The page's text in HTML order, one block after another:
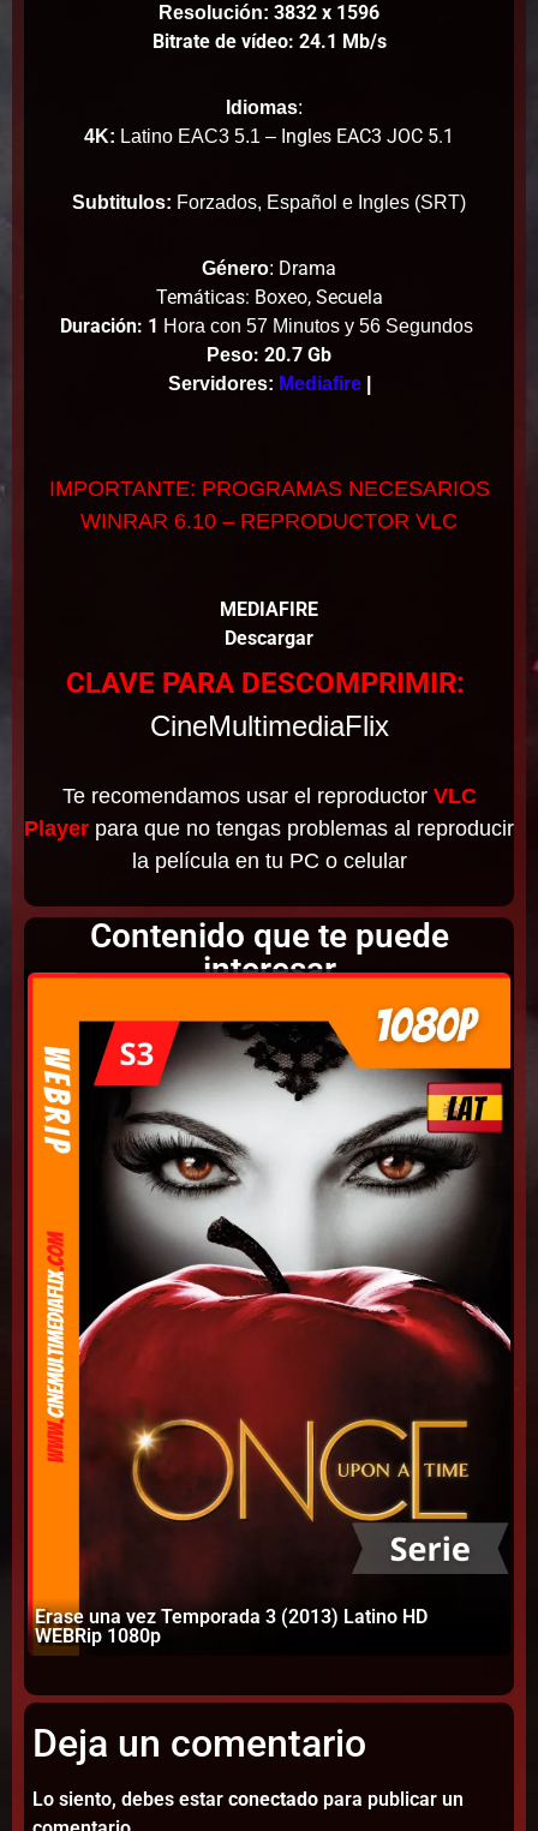
Resolución: 3832 x 1596
Bitrate de vídeo: 24.1 Mb/s
Idiomas:
4K: Latino EAC3 5.1 – Ingles EAC3 JOC 5.1
Subtitulos: Forzados, Español e Ingles (SRT)
Género: Drama
Temáticas: Boxeo, Secuela
Duración: 1 Hora con 57 Minutos y 56 Segundos
Peso: 20.7 Gb
Servidores: Mediafire|
IMPORTANTE: PROGRAMAS NECESARIOS
WINRAR 6.10 – REPRODUCTOR VLC
MEDIAFIRE
Descargar
CLAVE PARA DESCOMPRIMIR:
CineMultimediaFlix
Te recomendamos usar el reproductor VLC
Player para que no tengas problemas al reproducir
la película en tu PC o celular
Contenido que te puede
interesar
Érase una vez Temporada 3 (2013) Latino HD
WEBRip 1080p
Deja un comentario
Lo siento, debes estar conectado para publicar un